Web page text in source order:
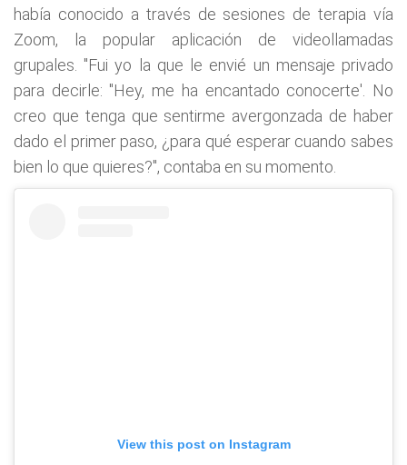
había conocido a través de sesiones de terapia vía
Zoom, la popular aplicación de videollamadas
grupales. "Fui yo la que le envié un mensaje privado
para decirle: "Hey, me ha encantado conocerte'. No
creo que tenga que sentirme avergonzada de haber
dado el primer paso, ¿para qué esperar cuando sabes
bien lo que quieres?", contaba en su momento.
View this post on Instagram